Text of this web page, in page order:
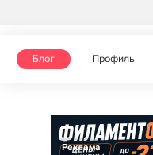
Блог Профиль
Реклама